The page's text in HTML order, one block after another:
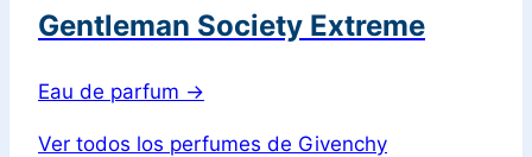
Gentleman Society Extreme
Eau de parfum →
Ver todos los perfumes de Givenchy